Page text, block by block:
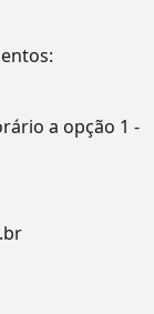
a opção 1 -